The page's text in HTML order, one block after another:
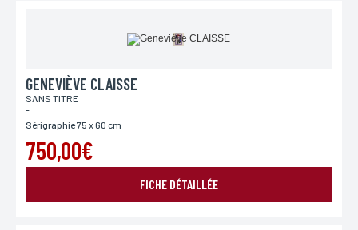
GENEVIÈVE CLAISSE
SANS TITRE
-
Sérigraphie 75 x 60 cm
750,00€
FICHE DÉTAILLÉE